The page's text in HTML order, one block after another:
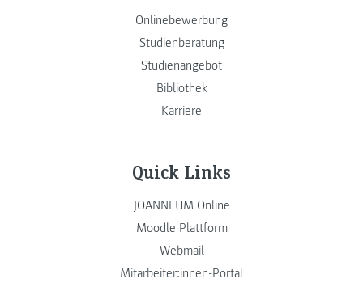
Onlinebewerbung
Studienberatung
Studienangebot
Bibliothek
Karriere
Quick Links
JOANNEUM Online
Moodle Plattform
Webmail
Mitarbeiter:innen-Portal